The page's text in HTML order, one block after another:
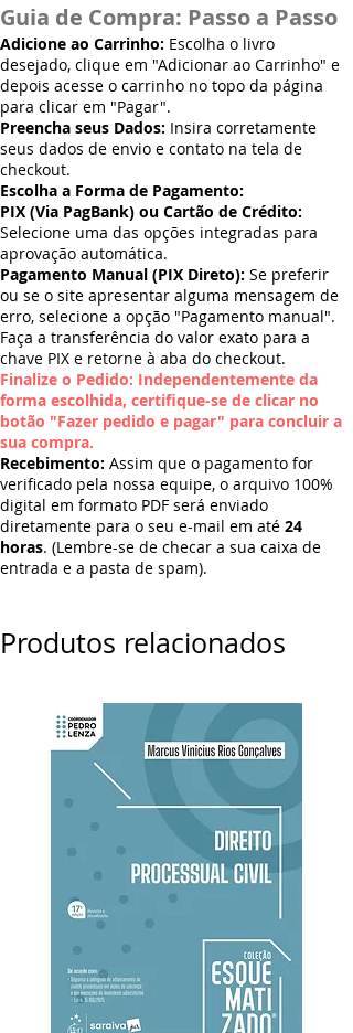
Guia de Compra: Passo a Passo
Adicione ao Carrinho: Escolha o livro
desejado, clique em "Adicionar ao Carrinho" e
depois acesse o carrinho no topo da página
para clicar em "Pagar".
Preencha seus Dados: Insira corretamente
seus dados de envio e contato na tela de
checkout.
Escolha a Forma de Pagamento:
PIX (Via PagBank) ou Cartão de Crédito:
Selecione uma das opções integradas para
aprovação automática.
Pagamento Manual (PIX Direto): Se preferir
ou se o site apresentar alguma mensagem de
erro, selecione a opção "Pagamento manual".
Faça a transferência do valor exato para a
chave PIX e retorne à aba do checkout.
Finalize o Pedido: Independentemente da
forma escolhida, certifique-se de clicar no
botão "Fazer pedido e pagar" para concluir a
sua compra.
Recebimento: Assim que o pagamento for
verificado pela nossa equipe, o arquivo 100%
digital em formato PDF será enviado
diretamente para o seu e-mail em até 24
horas. (Lembre-se de checar a sua caixa de
entrada e a pasta de spam).
Produtos relacionados